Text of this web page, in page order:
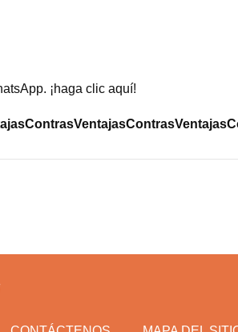
¡haga clic aquí!
ContrasVentajasContrasVentajas